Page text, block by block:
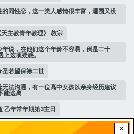
×
同性恋，这一类人感情很丰富，週围又没
天主教青年教理》 教宗
说，在他们这个年龄不容易，倒是二十
这项疑惑。
圣若望保禄二世
法沟通，有一位高中女孩以亲身经历建议
能逃离
乙年常年期第3主日
中带点邪恶，身上穿著宫廷的小丑服，整